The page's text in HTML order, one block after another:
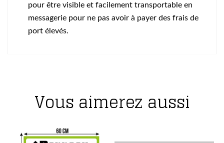
pour être visible et facilement transportable en
messagerie pour ne pas avoir à payer des frais de
port élevés.
Vous aimerez aussi